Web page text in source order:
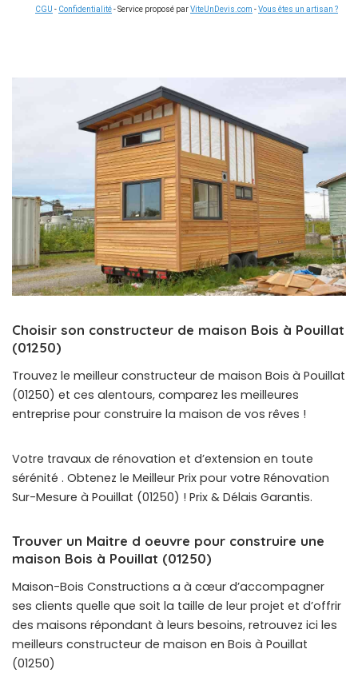
CGU - Confidentialité- Service proposé parViteUnDevis.com -Vous êtes un artisan ?
Choisir son constructeur de maison Bois à Pouillat
(01250)
Trouvez le meilleur constructeur de maison Bois à Pouillat
(01250) et ces alentours, comparez les meilleures
entreprise pour construire la maison de vos rêves !
Votre travaux de rénovation et d’extension en toute
sérénité . Obtenez le Meilleur Prix pour votre Rénovation
Sur-Mesure à Pouillat (01250) ! Prix & Délais Garantis.
Trouver un Maitre d oeuvre pour construire une
maison Bois à Pouillat (01250)
Maison-Bois Constructions a à cœur d’accompagner
ses clients quelle que soit la taille de leur projet et d’offrir
des maisons répondant à leurs besoins, retrouvez ici les
meilleurs constructeur de maison en Bois à Pouillat
(01250)